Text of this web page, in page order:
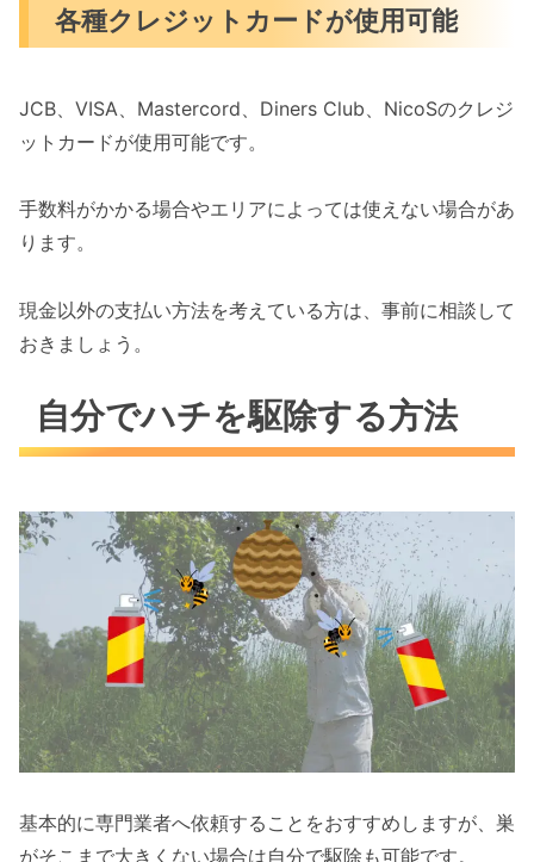
各種クレジットカードが使用可能
JCB、VISA、Mastercord、Diners Club、NicoSのクレジ
ットカードが使用可能です。
手数料がかかる場合やエリアによっては使えない場合があ
ります。
現金以外の支払い方法を考えている方は、事前に相談して
おきましょう。
自分でハチを駆除する方法
基本的に専門業者へ依頼することをおすすめしますが、巣
がそこまで大きくない場合は自分で駆除も可能です。